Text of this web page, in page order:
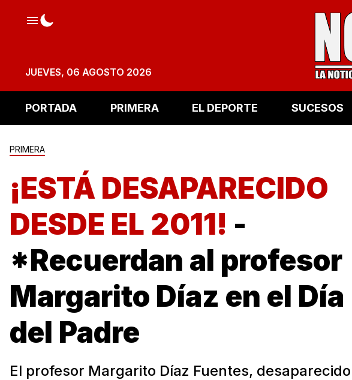
JUEVES, 06 AGOSTO 2026
PORTADA PRIMERA EL DEPORTE SUCESOS
PRIMERA
¡ESTÁ DESAPARECIDO
DESDE EL 2011! -
*Recuerdan al profesor
Margarito Díaz en el Día
del Padre
El profesor Margarito Díaz Fuentes, desaparecido